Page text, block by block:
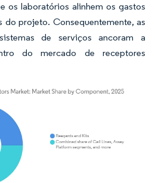
os laboratórios alinhem os gastos
projeto. Consequentemente, as
de serviços ancoram a
do mercado de receptores